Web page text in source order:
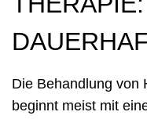
Die Behandlung von
beginnt meist mit